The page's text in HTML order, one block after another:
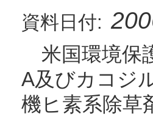
資料日付:
米国環境保
A及びカコジ
機ヒ素系除草